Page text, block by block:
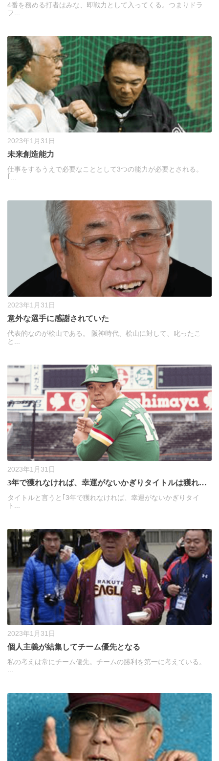
4番を務める打者はみな、即戦力として入ってくる。つまりドラ
フ...
2023年1月31日
未来創造能力
仕事をするうえで必要なこととして3つの能力が必要とされる。
2023年1月31日
意外な選手に感謝されていた
代表的なのが桧山である。 阪神時代、桧山に対して、叱ったこ
と...
2023年1月31日
3年で獲れなければ、幸運がないかぎりタイトルは獲れない
タイトルと言うと｢3年で獲れなければ、幸運がないかぎりタイ
ト...
2023年1月31日
個人主義が結集してチーム優先となる
私の考えは常にチーム優先。チームの勝利を第一に考えている。
...